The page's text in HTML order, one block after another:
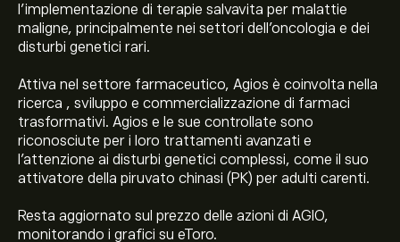
l'implementazione di terapie salvavita per malattie
maligne, principalmente nei settori dell'oncologia e dei
disturbi genetici rari.
Attiva nel settore farmaceutico, Agios è coinvolta nella
ricerca , sviluppo e commercializzazione di farmaci
trasformativi. Agios e le sue controllate sono
riconosciute per i loro trattamenti avanzati e
l'attenzione ai disturbi genetici complessi, come il suo
attivatore della piruvato chinasi (PK) per adulti carenti.
Resta aggiornato sul prezzo delle azioni di AGIO,
monitorando i grafici su eToro.
Il prezzo attuale delle azioni AGIO è di 32.27‎$‎.